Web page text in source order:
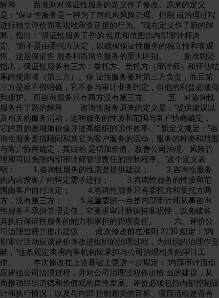
解释 新准则对保证性服务的定义作了修改。原来的定义
是：“保证性服务是一种为了对机构风险管理、控制 或治理过程
进行独立评价而客观地审查证据的行为。”现在定义作了新的解
释，指出：“保证性服务工作的 性质和范围由内部审计师决
定。”而不是由委托方决定，以确保保证性服务的独立性和客观
性。这是保证性 服务和咨询性服务的重大区别。 新准则还
指出，保证性服务有三方：委托方、受托方（审计师）和评估结
果的使用者（第三方）。保 证性服务要对第三方负责，而且第
三方是谁不很明确，它不参与审计业务约定，但他的利益必须得
到保护。 而咨询服务只有两方没有第三方。 五、对咨询性
服务作了新的解释 咨询性服务原来的定义是：“提供建议以
及相关的服务活动，这种服务的性质和范围与客户协商确定，
它的目的是增加价值并提高组织的运作效率。” 新定义规定：“咨
询性服务是指顾问和其它为客户服务的活动，服务的种类和范围
与客户协商确定，其目的 是增加价值、改善公司治理、风险管
理和可以免除内部审计师管理责任的控制程序。”这个定义表
明： 1.咨询性服务的性质是提供建议； 2.咨询性服务
的内容按客户的特定需求进行； 3.咨询性服务的性质和范
围由客户自行决定； 4.咨询性服务只有委托方和受托方两
方，没有第三方； 5.最重要的一点是内部审计师从事咨询
性服务不承担管理责任，它要求审计师保持客观性，以免破坏
其执行保证性服务的能力和承担的管理责任。 六、评价公
司治理过程并提出建议 此次修改前在准则 2130 规定：“内
部审计活动应该评价并改进组织的治理过程，为组织的治理作贡
献，”这条规定表明内审机构应承担与公司治理相关的审计工
作。 本次修改在上述基础上更进一步规定：“内部审计活动
应评估公司治理过程，并对公司治理过程作出恰 当的建议，从
而推动组织道德和价值观的良性发展。评价必须包括内部控制设
计和执行情况，以及与内部 控制相关的目标、项目活动是否有